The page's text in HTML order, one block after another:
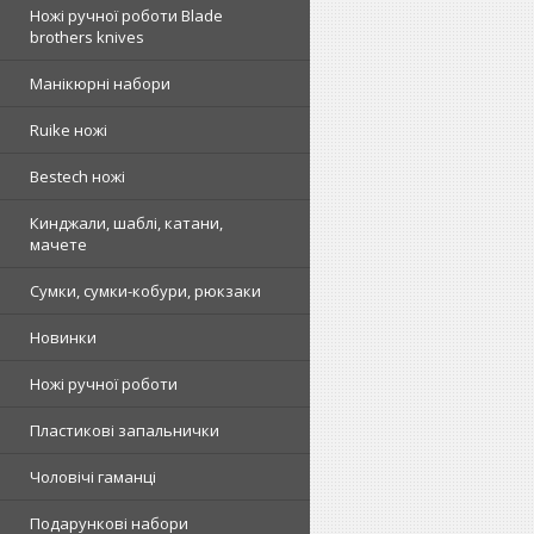
Ножі ручної роботи Blade
brothers knives
Манікюрні набори
Ruike ножі
Bestech ножі
Кинджали, шаблі, катани,
мачете
Сумки, сумки-кобури, рюкзаки
Новинки
Ножі ручної роботи
Пластикові запальнички
Чоловічі гаманці
Подарункові набори